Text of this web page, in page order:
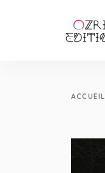
ACCUEIL